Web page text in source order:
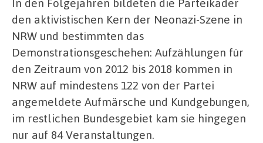
den aktivistischen Kern der Neonazi-Szene in
NRW und bestimmten das
Demonstrationsgeschehen: Aufzählungen für
den Zeitraum von 2012 bis 2018 kommen in
NRW auf mindestens 122 von der Partei
angemeldete Aufmärsche und Kundgebungen,
im restlichen Bundesgebiet kam sie hingegen
nur auf 84 Veranstaltungen.